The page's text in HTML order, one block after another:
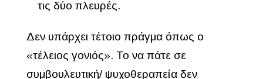
τις δύο πλευρές.
Δεν υπάρχει τέτοιο πράγμα όπως ο
«τέλειος γονιός». Το να πάτε σε
συμβουλευτική/ ψυχοθεραπεία δεν